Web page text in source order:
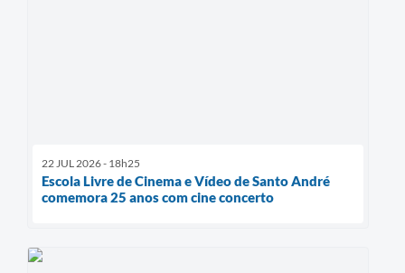
22 JUL 2026 - 18h25
Escola Livre de Cinema e Vídeo de Santo André
comemora 25 anos com cine concerto